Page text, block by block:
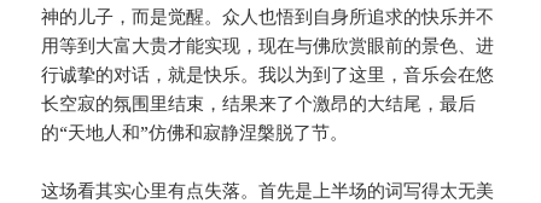
神的儿子，而是觉醒。众人也悟到自身所追求的快乐并不
用等到大富大贵才能实现，现在与佛欣赏眼前的景色、进
行诚挚的对话，就是快乐。我以为到了这里，音乐会在悠
长空寂的氛围里结束，结果来了个激昂的大结尾，最后
的“天地人和”仿佛和寂静涅槃脱了节。
这场看其实心里有点失落。首先是上半场的词写得太无美